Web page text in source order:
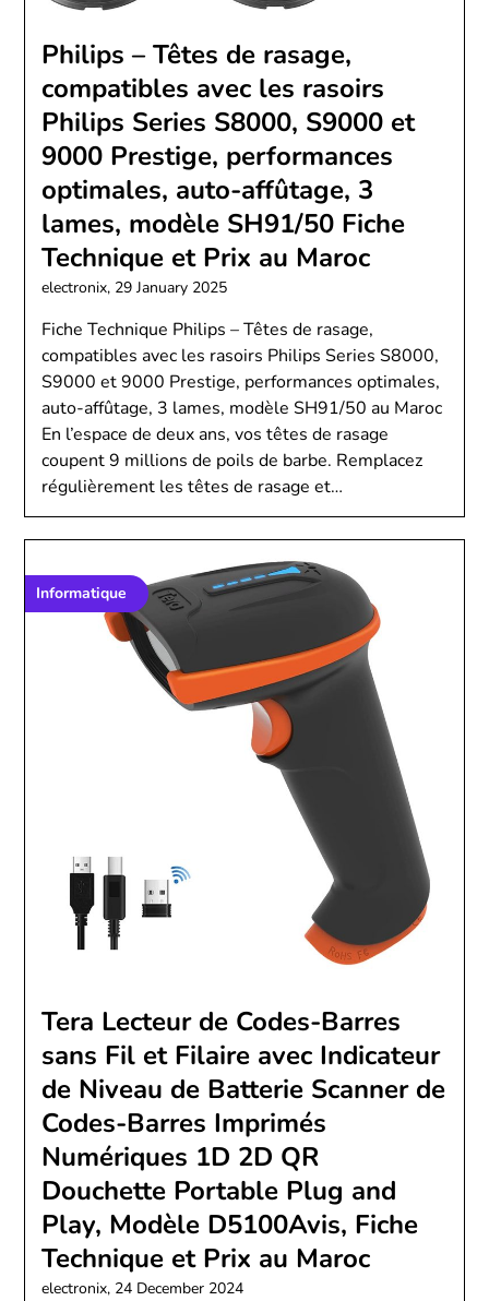
Philips – Têtes de rasage,
compatibles avec les rasoirs
Philips Series S8000, S9000 et
9000 Prestige, performances
optimales, auto-affûtage, 3
lames, modèle SH91/50 Fiche
Technique et Prix au Maroc
electronix, 29 January 2025
Fiche Technique Philips – Têtes de rasage,
compatibles avec les rasoirs Philips Series S8000,
S9000 et 9000 Prestige, performances optimales,
auto-affûtage, 3 lames, modèle SH91/50 au Maroc
En l’espace de deux ans, vos têtes de rasage
coupent 9 millions de poils de barbe. Remplacez
régulièrement les têtes de rasage et…
Informatique
Tera Lecteur de Codes-Barres
sans Fil et Filaire avec Indicateur
de Niveau de Batterie Scanner de
Codes-Barres Imprimés
Numériques 1D 2D QR
Douchette Portable Plug and
Play, Modèle D5100Avis, Fiche
Technique et Prix au Maroc
electronix, 24 December 2024